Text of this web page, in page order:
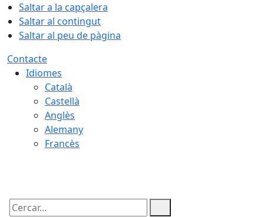
Saltar a la capçalera
Saltar al contingut
Saltar al peu de pàgina
Contacte
Idiomes
Català
Castellà
Anglès
Alemany
Francès